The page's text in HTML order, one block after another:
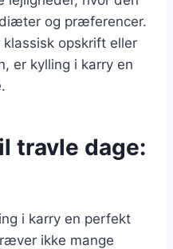
og præferencer.
opskrift eller
er kylling i karry en
travle dage:
i karry en perfekt
ikke mange